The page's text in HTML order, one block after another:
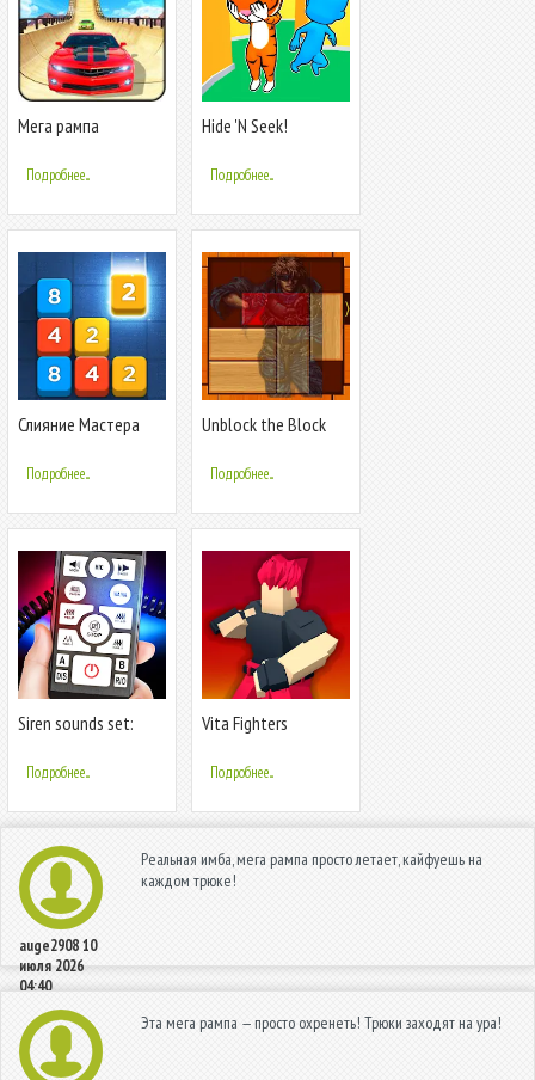
Мега рампа
Невозможное 3D
Подробнее...
Hide 'N Seek!
Подробнее...
Слияние Мастера
Подробнее...
Unblock the Block
Подробнее...
Siren sounds set:
Подробнее...
Vita Fighters
Подробнее...
auge290810
июля 2026
04:40
Реальная имба, мега рампа просто летает, кайфуешь на
каждом трюке!
Эта мега рампа — просто охренеть! Трюки заходят на ура!